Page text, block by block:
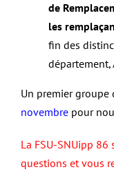
de
les
fin des
département,
Un premier groupe
novembre pour
La FSU-SNUipp 86
questions et vous